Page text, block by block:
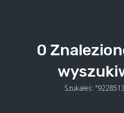
0
Szukałeś: